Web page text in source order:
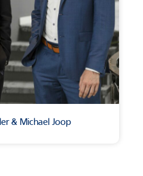
& Michael Joop